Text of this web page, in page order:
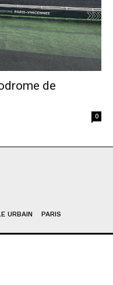
de
0
URBAIN PARIS